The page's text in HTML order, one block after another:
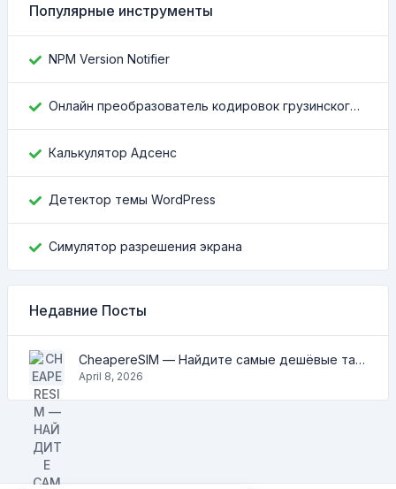
Популярные инструменты
NPM Version Notifier
Онлайн преобразователь кодировок грузинского текста
Калькулятор Адсенс
Детектор темы WordPress
Симулятор разрешения экрана
Недавние Посты
CheapereSIM — Найдите самые дешёвые тарифы eSIM для путешествий в 2026
April 8, 2026